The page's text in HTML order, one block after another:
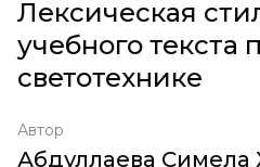
Лексическая
учебного текста
светотехнике
Автор
Абдуллаева Симела